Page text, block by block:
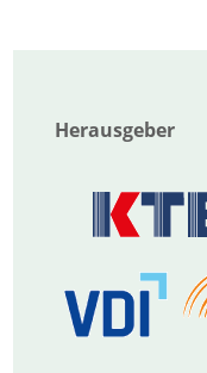
Herausgeber